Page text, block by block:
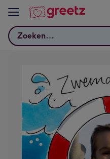
Bekijk meer
Zoeken